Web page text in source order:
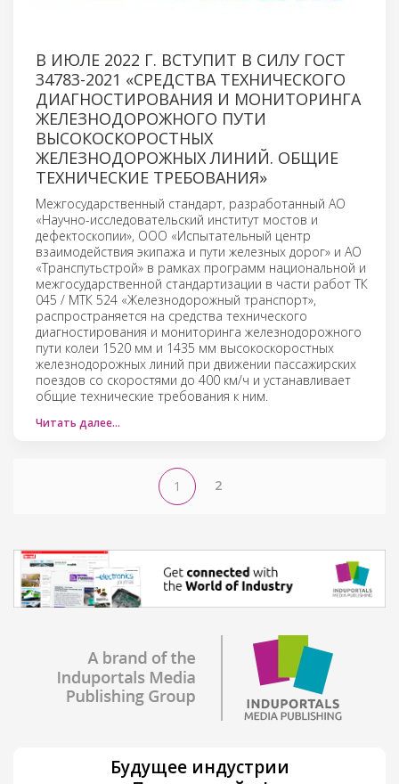
В ИЮЛЕ 2022 Г. ВСТУПИТ В СИЛУ ГОСТ
34783-2021 «СРЕДСТВА ТЕХНИЧЕСКОГО
ДИАГНОСТИРОВАНИЯ И МОНИТОРИНГА
ЖЕЛЕЗНОДОРОЖНОГО ПУТИ
ВЫСОКОСКОРОСТНЫХ
ЖЕЛЕЗНОДОРОЖНЫХ ЛИНИЙ. ОБЩИЕ
ТЕХНИЧЕСКИЕ ТРЕБОВАНИЯ»
Межгосударственный стандарт, разработанный АО
«Научно-исследовательский институт мостов и
дефектоскопии», ООО «Испытательный центр
взаимодействия экипажа и пути железных дорог» и АО
«Транспутьстрой» в рамках программ национальной и
межгосударственной стандартизации в части работ ТК
045 / МТК 524 «Железнодорожный транспорт»,
распространяется на средства технического
диагностирования и мониторинга железнодорожного
пути колеи 1520 мм и 1435 мм высокоскоростных
железнодорожных линий при движении пассажирских
поездов со скоростями до 400 км/ч и устанавливает
общие технические требования к ним.
Читать далее…
1 2
Будущее индустрии